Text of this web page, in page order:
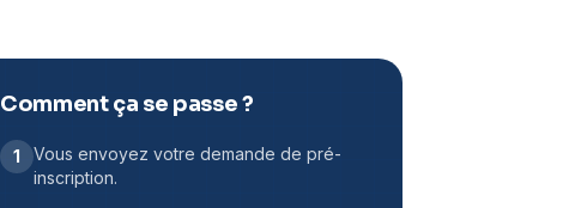
Comment ça se passe ?
1
Vous envoyez votre demande de pré-
inscription.